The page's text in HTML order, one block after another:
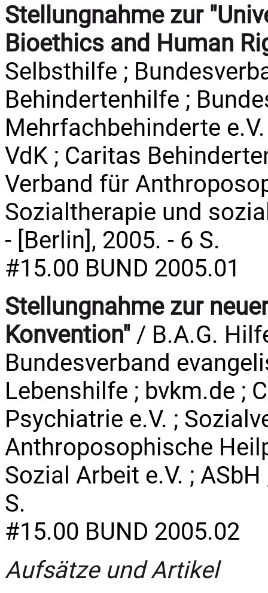
Stellungnahme zur
Bioethics and Human
Selbsthilfe ;
Behindertenhilfe ;
Mehrfachbehinderte
VdK ; Caritas
Verband für
Sozialtherapie und
- [Berlin], 2005. - 6 S.
#15.00 BUND 2005.01
Stellungnahme zur
Konvention" / B.A.G.
Bundesverband
Lebenshilfe ; bvkm.de ;
Psychiatrie e.V. ;
Anthroposophische
Sozial Arbeit e.V. ;
S.
#15.00 BUND 2005.02
Aufsätze und Artikel